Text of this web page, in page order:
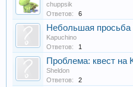
chuppsik
Ответов:
6
Небольшая
Kapuchino
Ответов:
1
Проблема: квест на
Sheldon
Ответов:
2